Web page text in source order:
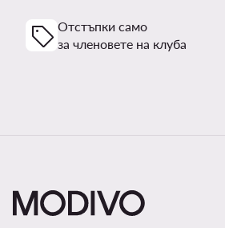
Отстъпки само
за членовете на клуба